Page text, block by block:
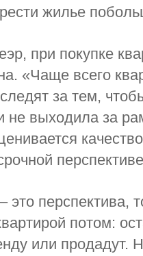
жилье
при покупке
«Чаще всего
за тем,
не выходила за
перспектива,
потом:
или продадут.